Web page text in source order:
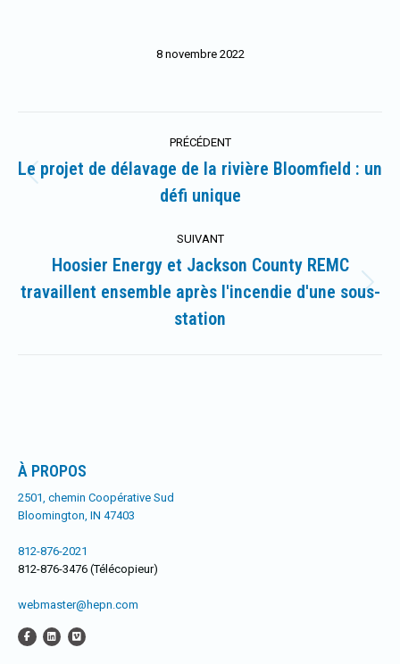
8 novembre 2022
article
PRÉCÉDENT
précédent
Le projet de délavage de la rivière Bloomfield : un
défi unique
SUIVANT
Article
suivant
Hoosier Energy et Jackson County REMC
travaillent ensemble après l'incendie d'une sous-
station
À PROPOS
2501, chemin Coopérative Sud
Bloomington, IN 47403
812-876-2021
812-876-3476 (Télécopieur)
webmaster@hepn.com